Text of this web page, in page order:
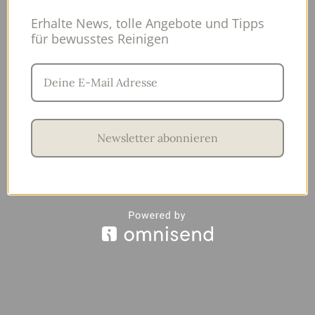
Erhalte News, tolle Angebote und Tipps
für bewusstes Reinigen
Newsletter abonnieren